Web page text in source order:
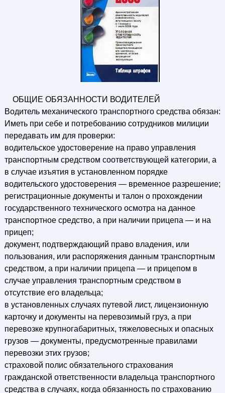
ОБЩИЕ ОБЯЗАННОСТИ ВОДИТЕЛЕЙ
Водитель механического транспортного средства обязан:
Иметь при себе и потребованию сотрудников милиции
передавать им для проверки:
водительское удостоверение на право управления
транспортным средством соответствующей категории, а
в случае изъятия в установленном порядке
водительского удостоверения — временное разрешение;
регистрационные документы и талон о прохождении
государственного технического осмотра на данное
транспортное средство, а при наличии прицепа — и на
прицеп;
документ, подтверждающий право владения, или
пользования, или распоряжения данным транспортным
средством, а при наличии прицепа — и прицепом в
случае управления транспортным средством в
отсутствие его владельца;
в установленных случаях путевой лист, лицензионную
карточку и документы на перевозимый груз, а при
перевозке крупногабаритных, тяжеловесных и опасных
грузов — документы, предусмотренные правилами
перевозки этих грузов;
страховой полис обязательного страхования
гражданской ответственности владельца транспортного
средства в случаях, когда обязанность по страхованию